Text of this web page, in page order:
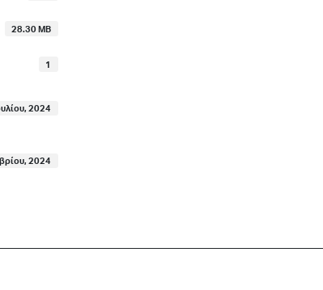
28.30 MB
1
2024
2024